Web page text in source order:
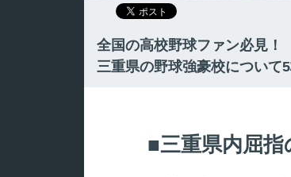
全国の高校野球ファン必見！
三重県の野球強豪校について
三重県内屈